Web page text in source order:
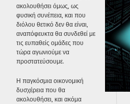
ακολουθήσει όμως, ως
φυσική συνέπεια, και που
διόλου θετικό δεν θα είναι,
αναπόφευκτα θα συνδεθεί με
τις ευπαθείς ομάδες που
τώρα αγωνιούμε να
προστατεύσουμε.
Η παγκόσμια οικονομική
δυσχέρεια που θα
ακολουθήσει, και ακόμα